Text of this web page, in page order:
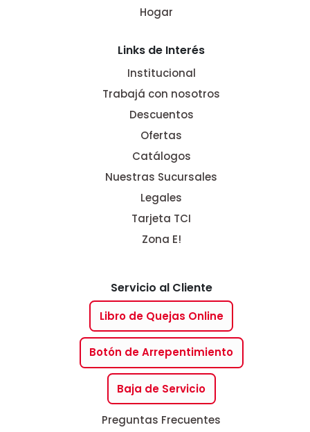
Hogar
Links de Interés
Institucional
Trabajá con nosotros
Descuentos
Ofertas
Catálogos
Nuestras Sucursales
Legales
Tarjeta TCI
Zona E!
Servicio al Cliente
Libro de Quejas Online
Botón de Arrepentimiento
Baja de Servicio
Preguntas Frecuentes